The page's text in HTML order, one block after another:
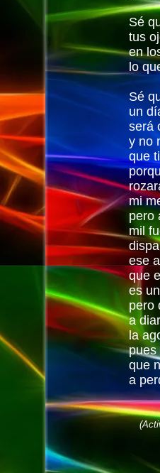
Sé
tus
en
lo
Sé
un
será
y no
que
mi
pero
mil
ese
que
es
pero
a
la
pues
que
a